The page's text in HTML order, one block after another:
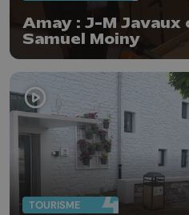
Amay : J-M Javaux
Samuel Moiny
TOURISME